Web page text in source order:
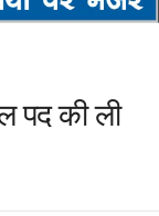
पद की ली